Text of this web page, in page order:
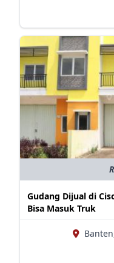
Gudang Dijual di
Bisa Masuk Truk